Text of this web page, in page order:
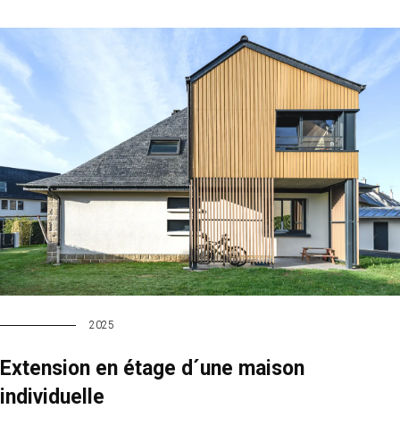
2025
Extension en étage d´une maison
individuelle